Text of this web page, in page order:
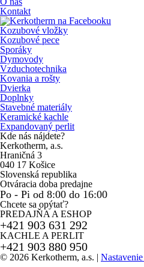
Kontakt
Kozubové vložky
Kozubové pece
Sporáky
Dymovody
Vzduchotechnika
Kovania a rošty
Dvierka
Doplnky
Stavebné materiály
Keramické kachle
Expandovaný perlit
Kde nás nájdete?
Kerkotherm, a.s.
Hraničná 3
040 17 Košice
Slovenská republika
Otváracia doba predajne
Po - Pi od 8:00 do 16:00
Chcete sa opýtať?
PREDAJŇA A ESHOP
+421 903 631 292
KACHLE A PERLIT
+421 903 880 950
© 2026 Kerkotherm, a.s. |